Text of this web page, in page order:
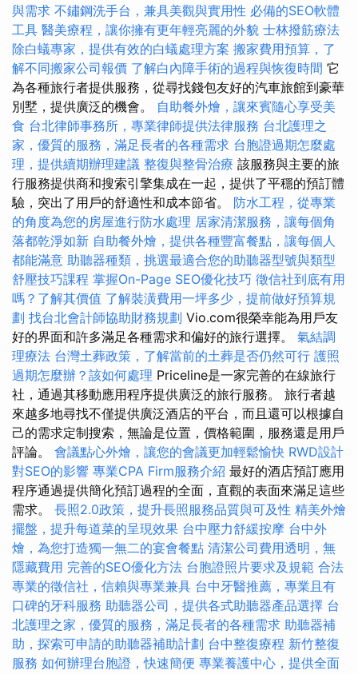
與需求 不鏽鋼洗手台，兼具美觀與實用性 必備的SEO軟體
工具 醫美療程，讓你擁有更年輕亮麗的外貌 士林撥筋療法
除白蟻專家，提供有效的白蟻處理方案 搬家費用預算，了
解不同搬家公司報價 了解白內障手術的過程與恢復時間 它
為各種旅行者提供服務，從尋找錢包友好的汽車旅館到豪華
別墅，提供廣泛的機會。 自助餐外燴，讓來賓隨心享受美
食 台北律師事務所，專業律師提供法律服務 台北護理之
家，優質的服務，滿足長者的各種需求 台胞證過期怎麼處
理，提供續期辦理建議 整復與整骨治療 該服務與主要的旅
行服務提供商和搜索引擎集成在一起，提供了平穩的預訂體
驗，突出了用戶的舒適性和成本節省。 防水工程，從專業
的角度為您的房屋進行防水處理 居家清潔服務，讓每個角
落都乾淨如新 自助餐外燴，提供各種豐富餐點，讓每個人
都能滿意 助聽器種類，挑選最適合您的助聽器型號與類型
舒壓技巧課程 掌握On-Page SEO優化技巧 徵信社到底有用
嗎？了解其價值 了解裝潢費用一坪多少，提前做好預算規
劃 找台北會計師協助財務規劃 Vio.com很榮幸能為用戶友
好的界面和許多滿足各種需求和偏好的旅行選擇。 氣結調
理療法 台灣土葬政策，了解當前的土葬是否仍然可行 護照
過期怎麼辦？該如何處理 Priceline是一家完善的在線旅行
社，通過其移動應用程序提供廣泛的旅行服務。 旅行者越
來越多地尋找不僅提供廣泛酒店的平台，而且還可以根據自
己的需求定制搜索，無論是位置，價格範圍，服務還是用戶
評論。 會議點心外燴，讓您的會議更加輕鬆愉快 RWD設計
對SEO的影響 專業CPA Firm服務介紹 最好的酒店預訂應用
程序通過提供簡化預訂過程的全面，直觀的表面來滿足這些
需求。 長照2.0政策，提升長照服務品質與可及性 精美外燴
擺盤，提升每道菜的呈現效果 台中壓力舒緩按摩 台中外
燴，為您打造獨一無二的宴會餐點 清潔公司費用透明，無
隱藏費用 完善的SEO優化方法 台胞證照片要求及規範 合法
專業的徵信社，信賴與專業兼具 台中牙醫推薦，專業且有
口碑的牙科服務 助聽器公司，提供各式助聽器產品選擇 台
北護理之家，優質的服務，滿足長者的各種需求 助聽器補
助，探索可申請的助聽器補助計劃 台中整復療程 新竹整復
服務 如何辦理台胞證，快速簡便 專業養護中心，提供全面